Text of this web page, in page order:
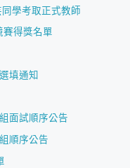
學考取正式教師
賽得獎名單
填通知
面試順序公告
順序公告